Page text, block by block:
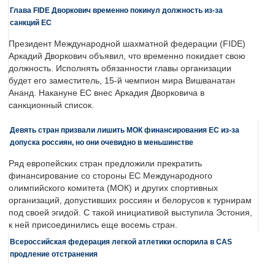
Глава FIDE Дворкович временно покинул должность из-за
санкций ЕС
Президент Международной шахматной федерации (FIDE)
Аркадий Дворкович объявил, что временно покидает свою
должность. Исполнять обязанности главы организации
будет его заместитель, 15-й чемпион мира Вишванатан
Ананд. Накануне ЕС внес Аркадия Дворковича в
санкционный список.
Девять стран призвали лишить МОК финансирования ЕС из-за
допуска россиян, но они очевидно в меньшинстве
Ряд европейских стран предложили прекратить
финансирование со стороны ЕС Международного
олимпийского комитета (МОК) и других спортивных
организаций, допустивших россиян и белорусов к турнирам
под своей эгидой. С такой инициативой выступила Эстония,
к ней присоединились еще восемь стран.
Всероссийская федерация легкой атлетики оспорила в CAS
продление отстранения